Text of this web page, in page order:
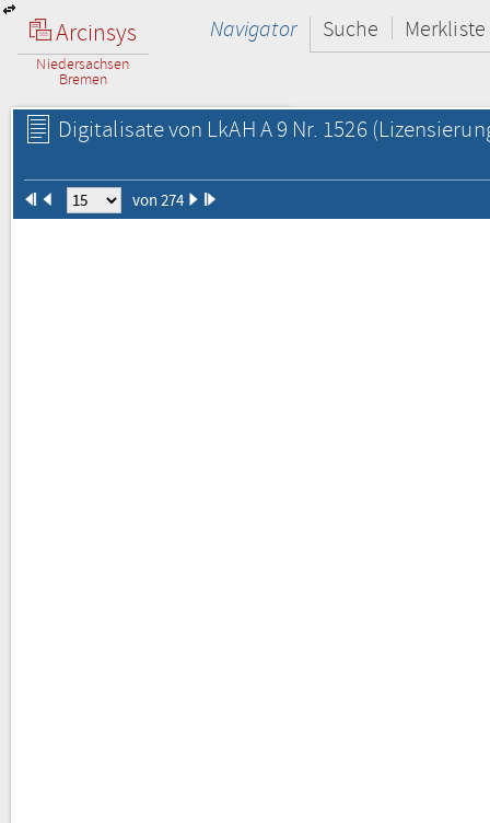
Arcinsys
Niedersachsen
Bremen
Navigator Suche Merkliste
Digitalisate von LkAH A 9 Nr. 1526
von 274